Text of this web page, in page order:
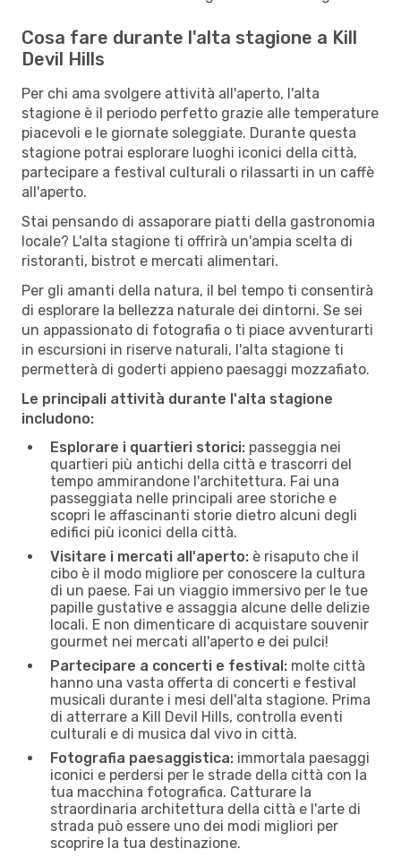
Cosa fare durante l'alta stagione a Kill
Devil Hills
Per chi ama svolgere attività all'aperto, l'alta
stagione è il periodo perfetto grazie alle temperature
piacevoli e le giornate soleggiate. Durante questa
stagione potrai esplorare luoghi iconici della città,
partecipare a festival culturali o rilassarti in un caffè
all'aperto.
Stai pensando di assaporare piatti della gastronomia
locale? L'alta stagione ti offrirà un'ampia scelta di
ristoranti, bistrot e mercati alimentari.
Per gli amanti della natura, il bel tempo ti consentirà
di esplorare la bellezza naturale dei dintorni. Se sei
un appassionato di fotografia o ti piace avventurarti
in escursioni in riserve naturali, l'alta stagione ti
permetterà di goderti appieno paesaggi mozzafiato.
Le principali attività durante l'alta stagione
includono:
Esplorare i quartieri storici: passeggia nei
quartieri più antichi della città e trascorri del
tempo ammirandone l'architettura. Fai una
passeggiata nelle principali aree storiche e
scopri le affascinanti storie dietro alcuni degli
edifici più iconici della città.
Visitare i mercati all'aperto: è risaputo che il
cibo è il modo migliore per conoscere la cultura
di un paese. Fai un viaggio immersivo per le tue
papille gustative e assaggia alcune delle delizie
locali. E non dimenticare di acquistare souvenir
gourmet nei mercati all'aperto e dei pulci!
Partecipare a concerti e festival: molte città
hanno una vasta offerta di concerti e festival
musicali durante i mesi dell'alta stagione. Prima
di atterrare a Kill Devil Hills, controlla eventi
culturali e di musica dal vivo in città.
Fotografia paesaggistica: immortala paesaggi
iconici e perdersi per le strade della città con la
tua macchina fotografica. Catturare la
straordinaria architettura della città e l'arte di
strada può essere uno dei modi migliori per
scoprire la tua destinazione.